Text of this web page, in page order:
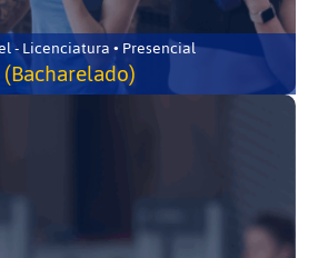
- Licenciatura • Presencial